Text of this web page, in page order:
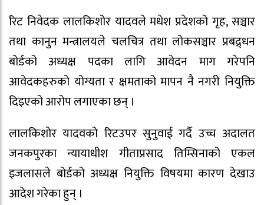
रिट निवेदक लालकिशोर यादवले मधेश प्रदेशको गृह, सञ्चार
तथा कानुन मन्त्रालयले चलचित्र तथा लोकसञ्चार प्रबद्र्धन
बोर्डको अध्यक्ष पदका लागि आवेदन माग गरेपनि
आवेदकहरुको योग्यता र क्षमताको मापन नै नगरी नियुक्ति
दिइएको आरोप लगाएका छन् ।
लालकिशोर यादवको रिटउपर सुनुवाई गर्दै उच्च अदालत
जनकपुरका न्यायाधीश गीताप्रसाद तिम्सिनाको एकल
इजलासले बोर्डको अध्यक्ष नियुक्ति विषयमा कारण देखाउ
आदेश गरेका हुन् ।